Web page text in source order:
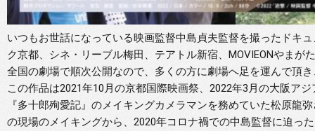
いつもお世話になっている映画監督中島貞夫監督を撮ったドキ
ク京都、シネ・リーブル梅田、テアトル新宿、MOVIEONやま
全国の劇場で順次公開なので、多くの方に劇場へ足を運んで頂
この作品は2021年10月の京都国際映画祭、2022年3月の大阪ア
『多十郎殉愛記』のメイキングカメラマンを務めていた松原
の現場のメイキングから、2020年コロナ禍での中島監督に迫っ